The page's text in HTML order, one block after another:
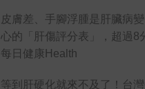
皮膚差、手腳浮腫是肝臟病
心的「肝傷評分表」，超過8
每日健康Health
等到肝硬化就來不及了！台